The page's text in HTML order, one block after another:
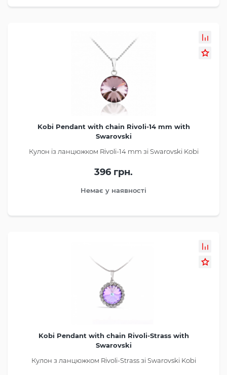
Kobi Pendant with chain Rivoli-14 mm with
Swarovski
Кулон із ланцюжком Rivoli-14 mm зі Swarovski Kobi
396 грн.
Немає у наявності
Kobi Pendant with chain Rivoli-Strass with
Swarovski
Кулон з ланцюжком Rivoli-Strass зі Swarovski Kobi